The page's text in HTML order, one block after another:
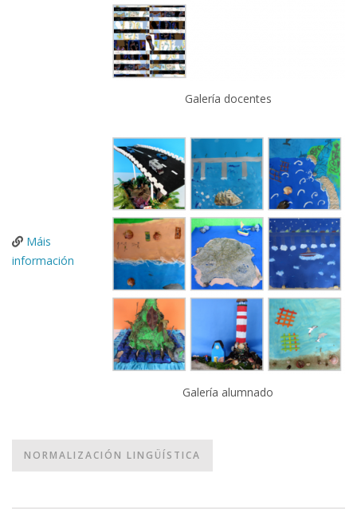
Galería docentes
Galería alumnado
Máis
información
NORMALIZACIÓN LINGÜÍSTICA